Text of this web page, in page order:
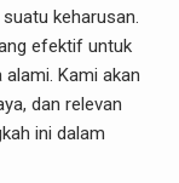
keharusan.
efektif untuk
Kami akan
dan relevan
ini dalam